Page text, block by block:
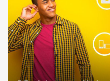
Über uns
Ressourcen-Center
Kontakt